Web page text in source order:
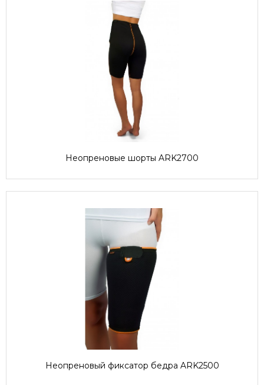
Неопреновые шорты ARK2700
Неопреновый фиксатор бедра ARK2500